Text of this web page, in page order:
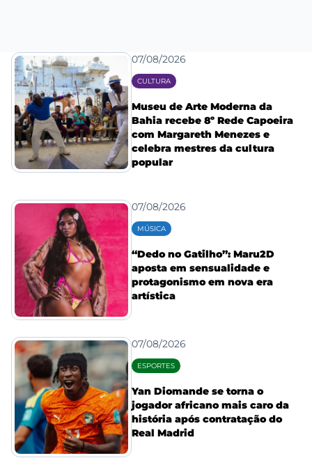
07/08/2026
CULTURA
Museu de Arte Moderna da
Bahia recebe 8º Rede Capoeira
com Margareth Menezes e
celebra mestres da cultura
popular
07/08/2026
MÚSICA
“Dedo no Gatilho”: Maru2D
aposta em sensualidade e
protagonismo em nova era
artística
07/08/2026
ESPORTES
Yan Diomande se torna o
jogador africano mais caro da
história após contratação do
Real Madrid